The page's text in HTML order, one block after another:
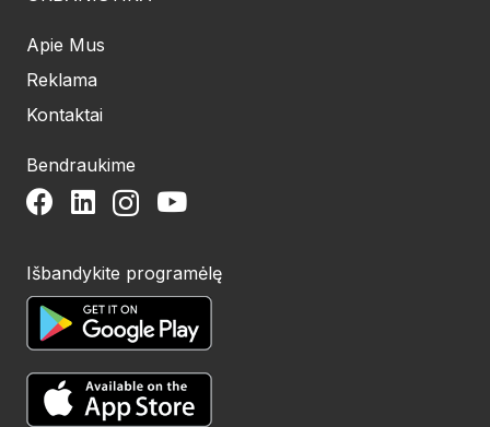
Apie Mus
Reklama
Kontaktai
Bendraukime
Išbandykite programėlę